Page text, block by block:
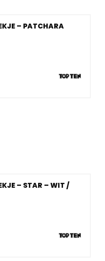
– PATCHARA
– STAR – WIT /